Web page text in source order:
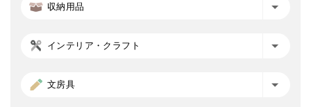
収納用品
インテリア・クラフト
文房具